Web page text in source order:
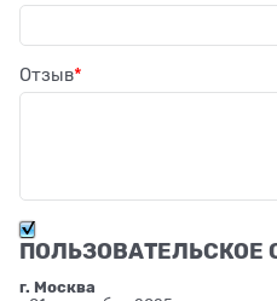
Отзыв
ПОЛЬЗОВАТЕЛЬСКОЕ
г. Москва